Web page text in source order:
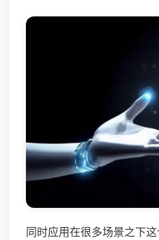
同时应用在很多场景之下